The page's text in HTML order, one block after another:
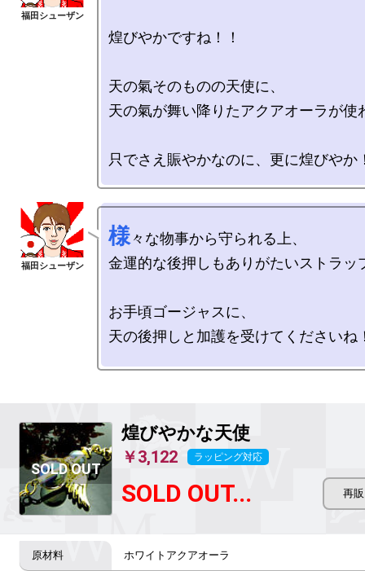
煌びやかですね！！
天の氣そのものの天使に、
天の氣が舞い降りたアクアオーラが使
様々な物事から守られる上、
金運的な後押しもありがたいストラッ
お手頃ゴージャスに、
天の後押しと加護を受けてくださいね
煌びやかな天使
￥3,122 ラッピング対応
SOLD OUT...
ホワイトアクアオーラ